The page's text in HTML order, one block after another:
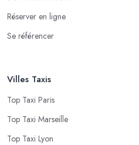
Réserver en ligne
Se référencer
Villes Taxis
Top Taxi Paris
Top Taxi Marseille
Top Taxi Lyon